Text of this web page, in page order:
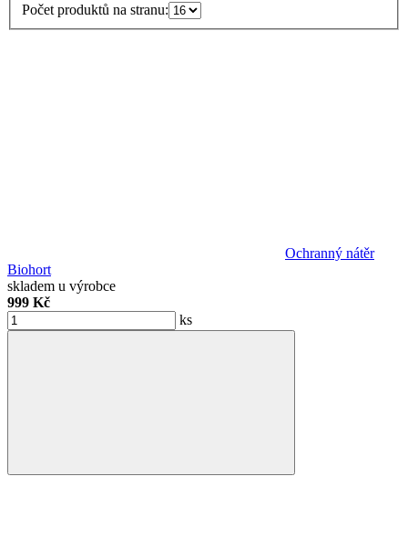
Počet produktů na stranu:
Ochranný nátěr
Biohort
skladem u výrobce
999 Kč
ks